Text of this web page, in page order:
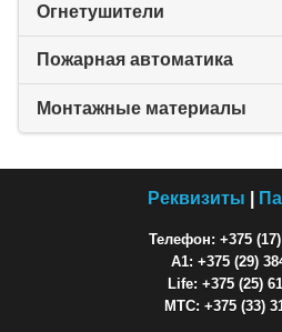
Огнетушители
Пожарная автоматика
Монтажные материалы
Реквизиты
Телефон: +375 (17)
A1: +375 (29)
Life: +375 (25)
МТС: +375 (33)